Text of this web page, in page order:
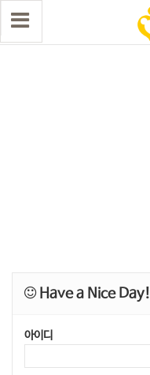
Have a Nice Day!
아이디